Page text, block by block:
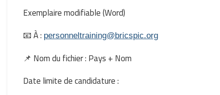
Exemplaire modifiable (Word)
📧 À : personneltraining@bricspic.org
📌 Nom du fichier : Pays + Nom
Date limite de candidature :